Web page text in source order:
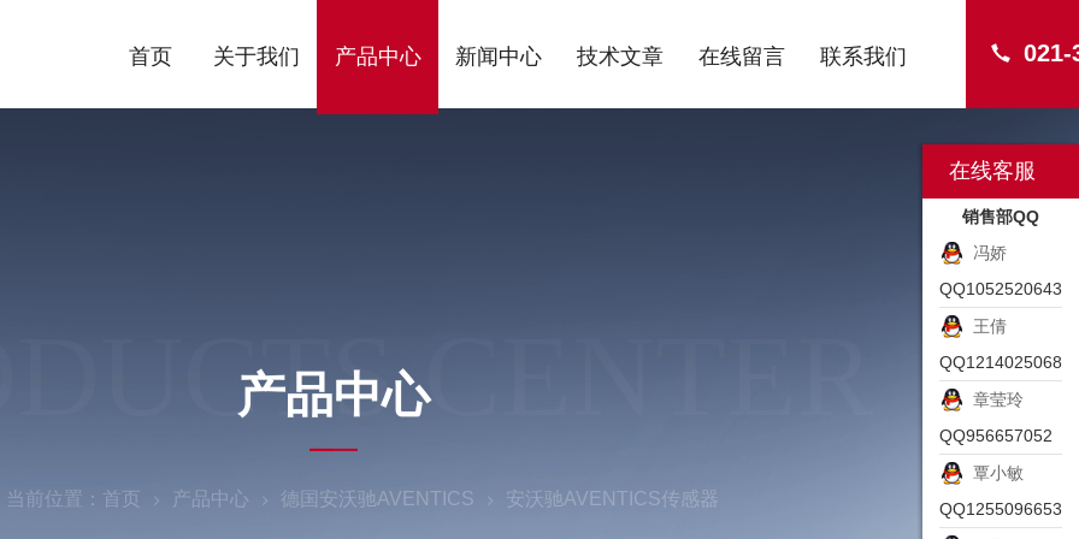
021-
首页 关于我们 产品中心 新闻中心 技术文章 在线留言 联系我们
CENTER
产品中心
当前位置： 首页 产品中心 德国安沃驰AVENTICS 安沃驰AVENTICS传感器
在线客服
销售部QQ
冯娇
QQ1052520643
王倩
QQ1214025068
章莹玲
QQ956657052
覃小敏
QQ1255096653